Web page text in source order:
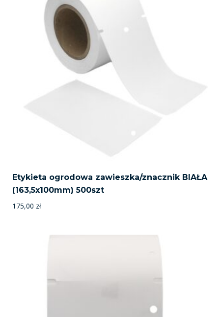
Etykieta ogrodowa zawieszka/znacznik BIAŁA
(163,5x100mm) 500szt
175,00 zł